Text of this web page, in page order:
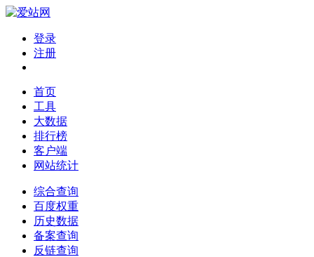
登录
注册
首页
工具
大数据
排行榜
客户端
网站统计
综合查询
百度权重
历史数据
备案查询
反链查询